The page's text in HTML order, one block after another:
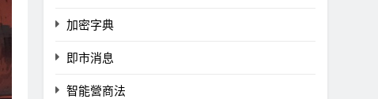
加密字典
即市消息
智能營商法